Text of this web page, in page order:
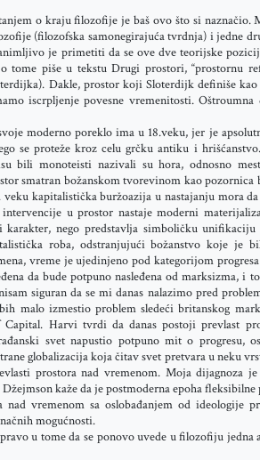
o kraju filozofije je baš ovo što si naznačio.
(filozofska samonegirajuća tvrdnja) i jedne
je primetiti da se ove dve teorijske
tome piše u tekstu Drugi prostori, “prostornu
Dakle, prostor koji Sloterdijk definiše kao
iscrpljenje povesne vremenitosti.
moderno poreklo ima u 18.veku, jer je
se proteže kroz celu grčku antiku i
bili monoteisti nazivali su hora, odnosno
smatran božanskom tvorevinom kao pozornica
kapitalistička buržoazija u nastajanju mora
u prostor nastaje moderni
nego predstavlja simboličku
roba, odstranjujući božanstvo koje je
vreme je ujedinjeno pod kategorijom
da bude potpuno nasleđena od marksizma, i
siguran da se mi danas nalazimo pred
malo izmestio problem sledeći britanskog
Harvi tvrdi da danas postoji prevlast
svet napustio potpuno mit o progresu,
globalizacija koja čitav svet pretvara u neku
prostora nad vremenom. Moja dijagnoza
kaže da je postmoderna epoha
vremenom sa oslobađanjem od ideologije
mogućnosti.
u tome da se ponovo uvede u filozofiju jedna